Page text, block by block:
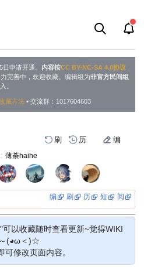
申请开通。 内容按CC BY-NC-SA 4.0协议
完善中，欢迎收藏。编辑组为非官方民间组
。
藏方法 • 交流群：1017604603
刷 历 编
薄荼haihe
编 刷 历 短 阅
以收藏随时查看更新~觉得WIKI
～(◕ω＜)☆
修改页面内容。